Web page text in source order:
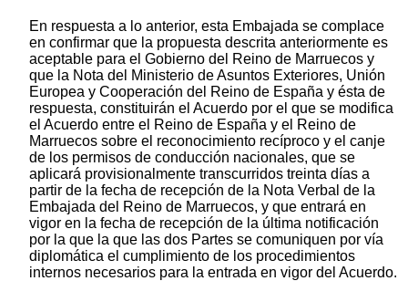
En respuesta a lo anterior, esta Embajada se complace
en confirmar que la propuesta descrita anteriormente es
aceptable para el Gobierno del Reino de Marruecos y
que la Nota del Ministerio de Asuntos Exteriores, Unión
Europea y Cooperación del Reino de España y ésta de
respuesta, constituirán el Acuerdo por el que se modifica
el Acuerdo entre el Reino de España y el Reino de
Marruecos sobre el reconocimiento recíproco y el canje
de los permisos de conducción nacionales, que se
aplicará provisionalmente transcurridos treinta días a
partir de la fecha de recepción de la Nota Verbal de la
Embajada del Reino de Marruecos, y que entrará en
vigor en la fecha de recepción de la última notificación
por la que la que las dos Partes se comuniquen por vía
diplomática el cumplimiento de los procedimientos
internos necesarios para la entrada en vigor del Acuerdo.